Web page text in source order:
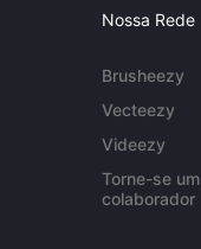
Nossa Rede
Brusheezy
Vecteezy
Videezy
Torne-se um
colaborador